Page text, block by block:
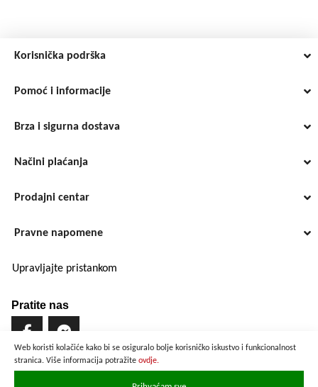
Web koristi kolačiće kako bi se osiguralo bolje korisničko iskustvo i funkcionalnost
stranica. Više informacija potražite ovdje.
Korisnička podrška
Pomoć i informacije
Brza i sigurna dostava
Načini plaćanja
Prodajni centar
Pravne napomene
Upravljajte pristankom
Pratite nas
Brzo i sigurno plaćanje